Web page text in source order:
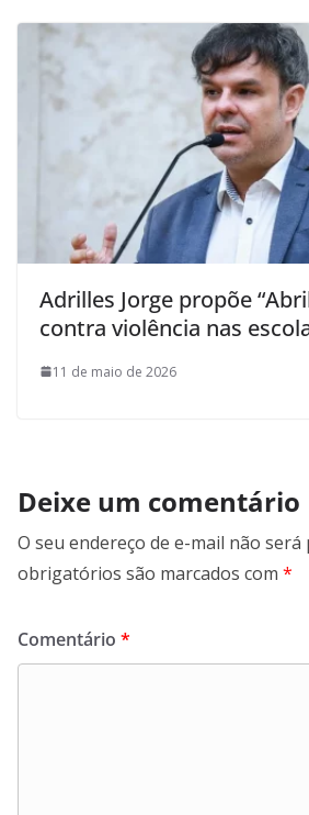
Adrilles Jorge propõe
contra violência nas
11 de maio de 2026
Deixe um comentário
O seu endereço de e-mail não será
obrigatórios são marcados com *
Comentário *